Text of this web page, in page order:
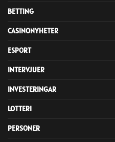
BETTING
CASINONYHETER
ESPORT
INTERVJUER
INVESTERINGAR
LOTTERI
PERSONER